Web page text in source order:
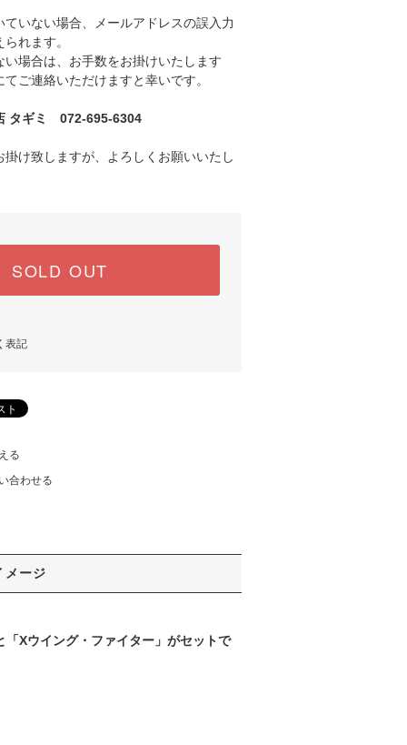
いない場合、メールアドレスの誤入力
れます。
場合は、お手数をお掛けいたします
ご連絡いただけますと幸いです。
タギミ 072-695-6304
掛け致しますが、よろしくお願いいたし
SOLD OUT
表記
る
合わせる
メージ
「Xウイング・ファイター」がセットで